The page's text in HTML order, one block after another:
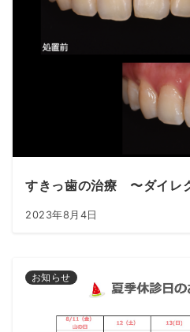
すきっ歯の治療 〜ダイレ
2023年8月4日
お知らせ